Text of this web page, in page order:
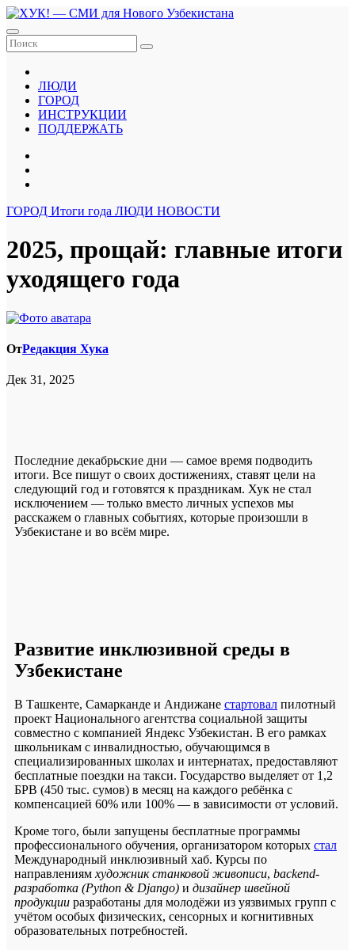
Перейти
к
содержанию
ЛЮДИ
ГОРОД
ИНСТРУКЦИИ
ПОДДЕРЖАТЬ
ГОРОД Итоги года ЛЮДИ НОВОСТИ
2025, прощай: главные итоги
уходящего года
ОтРедакция Хука
Дек 31, 2025
Последние декабрьские дни — самое время подводить
итоги. Все пишут о своих достижениях, ставят цели на
следующий год и готовятся к праздникам. Хук не стал
исключением — только вместо личных успехов мы
расскажем о главных событиях, которые произошли в
Узбекистане и во всём мире.
Развитие инклюзивной среды в
Узбекистане
В Ташкенте, Самарканде и Андижане стартовал пилотный
проект Национального агентства социальной защиты
совместно с компанией Яндекс Узбекистан. В его рамках
школьникам с инвалидностью, обучающимся в
специализированных школах и интернатах, предоставляют
бесплатные поездки на такси. Государство выделяет от 1,2
БРВ (450 тыс. сумов) в месяц на каждого ребёнка с
компенсацией 60% или 100% — в зависимости от условий.
Кроме того, были запущены бесплатные программы
профессионального обучения, организатором которых стал
Международный инклюзивный хаб. Курсы по
направлениям художник станковой живописи, backend-
разработка (Python & Django) и дизайнер швейной
продукции разработаны для молодёжи из уязвимых групп с
учётом особых физических, сенсорных и когнитивных
образовательных потребностей.